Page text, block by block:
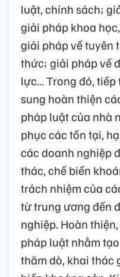
luật, chính sách;
giải pháp khoa
giải pháp về tuyên
thức; giải pháp về
lực... Trong đó,
sung hoàn thiện
pháp luật của nhà
phục các tồn tại,
các doanh nghiệp
thác, chế biến
trách nhiệm của
từ trung ương đến
nghiệp. Hoàn
pháp luật nhằm
thăm dò, khai thác